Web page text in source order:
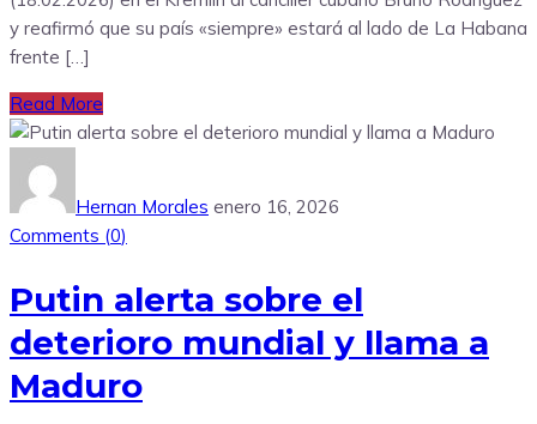
y reafirmó que su país «siempre» estará al lado de La Habana
frente […]
Read More
Hernan Morales enero 16, 2026
Comments (0)
Putin alerta sobre el
deterioro mundial y llama a
Maduro